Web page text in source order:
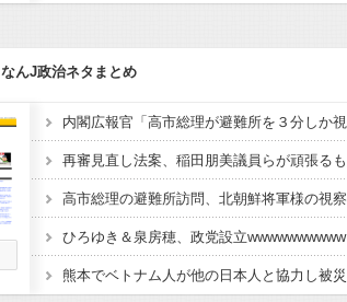
なんJ政治ネタまとめ
ひろゆき＆泉房穂、政党設立wwwwwwwwww